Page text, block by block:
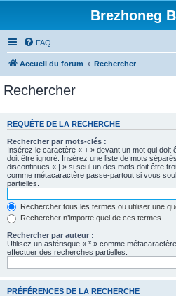
Brezhoneg
FAQ
Accueil du forum Rechercher
Rechercher
REQUÊTE DE LA RECHERCHE
Rechercher par mots-clés :
Insérez le caractère « + » devant un mot qui doit
doit être ignoré. Insérez une liste de mots
discontinues « | » si seul un des mots doit être
comme métacaractère passe-partout si vous
partielles.
Rechercher tous les termes ou utiliser une
Rechercher n’importe quel de ces termes
Rechercher par auteur :
Utilisez un astérisque « * » comme
effectuer des recherches partielles.
PRÉFÉRENCES DE LA RECHERCHE